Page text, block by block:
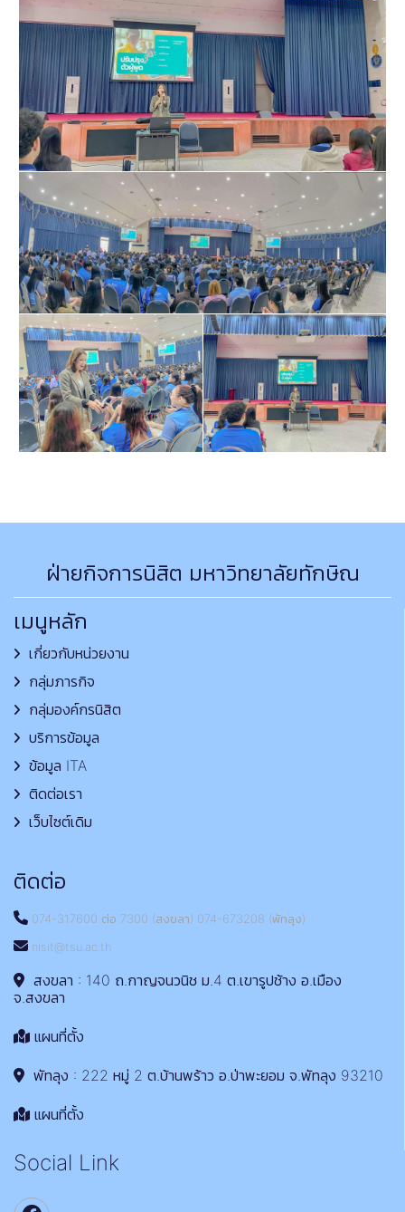
ฝ่ายกิจการนิสิต มหาวิทยาลัยทักษิณ
เมนูหลัก
เกี่ยวกับหน่วยงาน
กลุ่มภารกิจ
กลุ่มองค์กรนิสิต
บริการข้อมูล
ข้อมูล ITA
ติดต่อเรา
เว็บไซต์เดิม
ติดต่อ
074-317600 ต่อ 7300 (สงขลา) 074-673208 (พัทลุง)
nisit@tsu.ac.th
สงขลา : 140 ถ.กาญจนวนิช ม.4 ต.เขารูปช้าง อ.เมือง
จ.สงขลา
แผนที่ตั้ง
พัทลุง : 222 หมู่ 2 ต.บ้านพร้าว อ.ป่าพะยอม จ.พัทลุง 93210
แผนที่ตั้ง
Social Link